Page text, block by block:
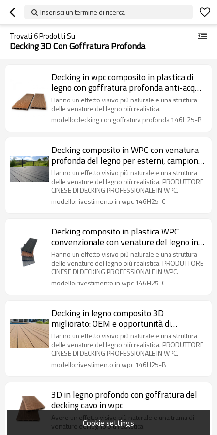
Inserisci un termine di ricerca
Trovati6Prodotti Su
Decking 3D Con Goffratura Profonda
Decking in wpc composito in plastica di
legno con goffratura profonda anti-acqua
per balcone
Hanno un effetto visivo più naturale e una struttura
delle venature del legno più realistica.
modello:decking con goffratura profonda 146H25-B
Decking composito in WPC con venatura
profonda del legno per esterni, campione
gratuito con goffratura profonda. Decking
WPC impermeabile 3D
Hanno un effetto visivo più naturale e una struttura
delle venature del legno più realistica. PRODUTTORE
CINESE DI DECKING PROFESSIONALE IN WPC.
modello:rivestimento in wpc 146H25-C
Decking composito in plastica WPC
convenzionale con venature del legno in
rilievo profondo 3D antiscivolo e durevole
Hanno un effetto visivo più naturale e una struttura
delle venature del legno più realistica. PRODUTTORE
CINESE DI DECKING PROFESSIONALE IN WPC.
modello:rivestimento in wpc 146H25-C
Decking in legno composito 3D
migliorato: OEM e opportunità di
distribuzione
Hanno un effetto visivo più naturale e una struttura
delle venature del legno più realistica. PRODUTTORE
CINESE DI DECKING PROFESSIONALE IN WPC.
modello:rivestimento in wpc 146H25-B
3D in legno profondo con goffratura del
decking cavo in wpc
Avere un effetto visivo più naturale e una trama di
venature del legno più realistica.
Cookie settings